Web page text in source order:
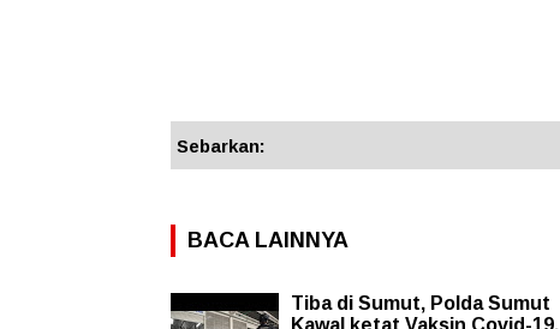
Sebarkan:
BACA LAINNYA
Tiba di Sumut, Polda Sumut